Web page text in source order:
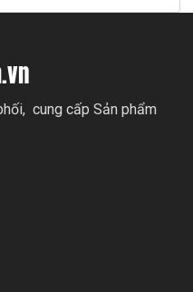
cung cấp Sản phẩm